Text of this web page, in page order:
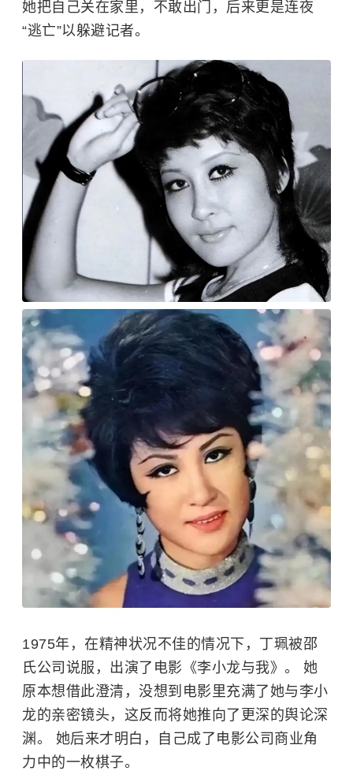
她把自己关在家里，不敢出门，后来更是连夜
“逃亡”以躲避记者。
1975年，在精神状况不佳的情况下，丁珮被邵
氏公司说服，出演了电影《李小龙与我》。 她
原本想借此澄清，没想到电影里充满了她与李小
龙的亲密镜头，这反而将她推向了更深的舆论深
渊。 她后来才明白，自己成了电影公司商业角
力中的一枚棋子。